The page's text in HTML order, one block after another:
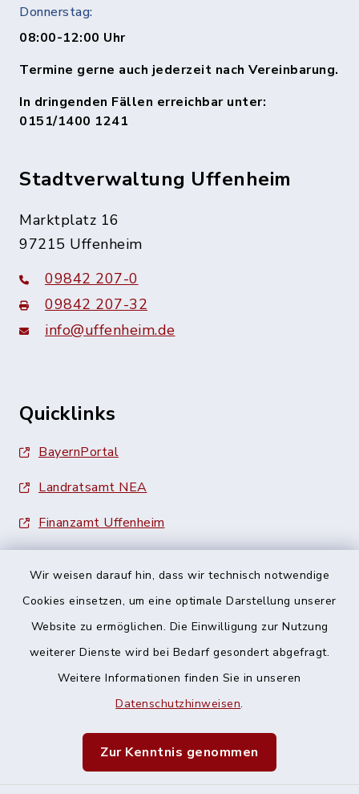
Wir weisen darauf hin, dass wir technisch notwendige
Cookies einsetzen, um eine optimale Darstellung unserer
Website zu ermöglichen. Die Einwilligung zur Nutzung
weiterer Dienste wird bei Bedarf gesondert abgefragt.
Weitere Informationen finden Sie in unseren
Datenschutzhinweisen.
Zur Kenntnis genommen
Donnerstag:
08:00-12:00 Uhr
Termine gerne auch jederzeit nach Vereinbarung.
In dringenden Fällen erreichbar unter:
0151/1400 1241
Stadtverwaltung Uffenheim
Marktplatz 16
97215 Uffenheim
09842 207-0
09842 207-32
info@uffenheim.de
Quicklinks
BayernPortal
Landratsamt NEA
Finanzamt Uffenheim
Barrierefreiheit
Impressum